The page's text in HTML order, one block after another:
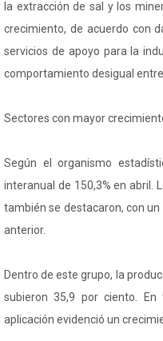
la extracción de sal y los
crecimiento, de acuerdo con
servicios de apoyo para la
comportamiento desigual
Sectores con mayor
Según el organismo
interanual de 150,3% en abril.
también se destacaron, con
anterior.
Dentro de este grupo, la
subieron 35,9 por ciento.
aplicación evidenció un